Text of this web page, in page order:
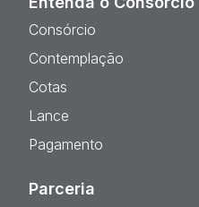
Consórcio
Contemplação
Cotas
Lance
Pagamento
Parceria